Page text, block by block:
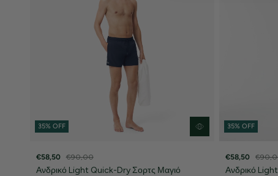
35% OFF
€58,50 €90,00
Ανδρικό Light Quick-Dry Σορτς Μαγιό
35% OFF
€58,50
Ανδρικό